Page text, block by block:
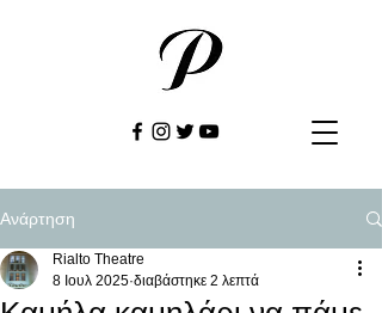
Ανάρτηση
Rialto Theatre
8 Ιουλ 2025 διαβάστηκε 2 λεπτά